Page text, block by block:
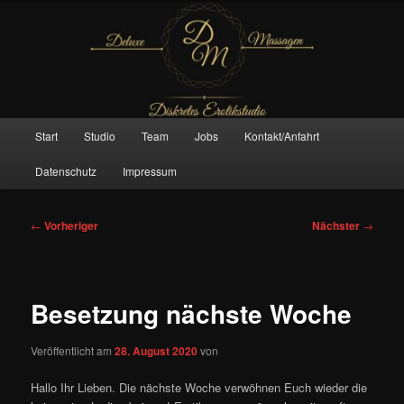
Deluxe Massagen And More
Start Studio Team Jobs Kontakt/Anfahrt
Datenschutz Impressum
Beitragsnavigation
← Vorheriger Nächster →
Besetzung nächste Woche
Veröffentlicht am28. August 2020von
Hallo Ihr Lieben. Die nächste Woche verwöhnen Euch wieder die